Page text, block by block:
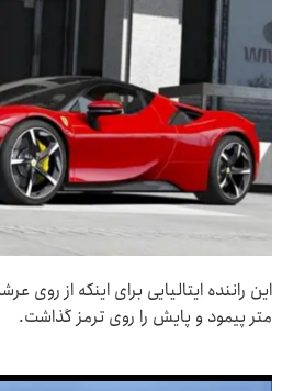
متر پیمود و پایش را روی ترمز گذاشت.